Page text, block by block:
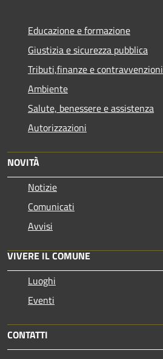
Educazione e formazione
Giustizia e sicurezza pubblica
Tributi,finanze e contravvenzioni
Ambiente
Salute, benessere e assistenza
Autorizzazioni
NOVITÀ
Notizie
Comunicati
Avvisi
VIVERE IL COMUNE
Luoghi
Eventi
CONTATTI